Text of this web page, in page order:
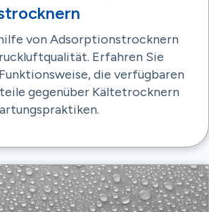
von Adsorptionstrocknern
Erfahren Sie
die verfügbaren
gegenüber Kältetrocknern